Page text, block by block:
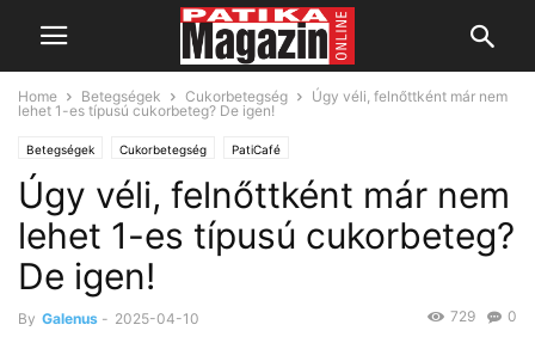
Home Betegségek Cukorbetegség
Úgy véli, felnőttként már nem
lehet 1-es típusú cukorbeteg? De igen!
Betegségek Cukorbetegség PatiCafé
Úgy véli, felnőttként már nem
lehet 1-es típusú cukorbeteg?
De igen!
By Galenus - 2025-04-10 0
729